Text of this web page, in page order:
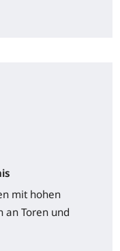
mit hohen
an Toren und